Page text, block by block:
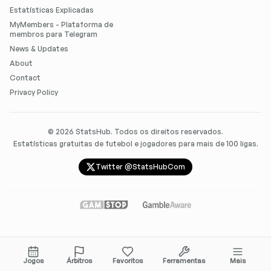
Estatísticas Explicadas
MyMembers - Plataforma de
membros para Telegram
News & Updates
About
Contact
Privacy Policy
© 2026 StatsHub. Todos os direitos reservados.
Estatísticas gratuitas de futebol e jogadores para mais de 100 ligas.
Twitter @StatsHubCom
Jogos Árbitros Favoritos Ferramentas Mais